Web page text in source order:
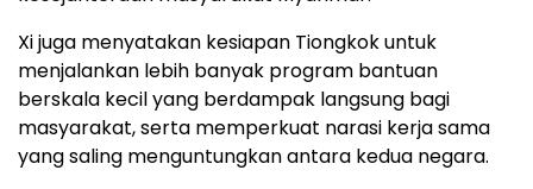
Xi juga menyatakan kesiapan Tiongkok untuk
menjalankan lebih banyak program bantuan
berskala kecil yang berdampak langsung bagi
masyarakat, serta memperkuat narasi kerja sama
yang saling menguntungkan antara kedua negara.